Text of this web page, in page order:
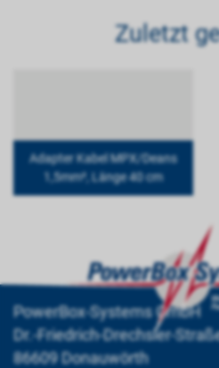
Zuletzt
Adapter Kabel MPX/Deans
1,5mm², Länge 40 cm
PowerBox-Systems GmbH
Dr.-Friedrich-Drechsler-
86609 Donauwörth